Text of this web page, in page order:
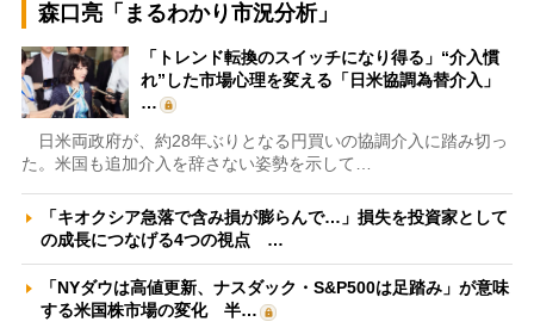
森口亮「まるわかり市況分析」
「トレンド転換のスイッチになり得る」“介入慣
れ”した市場心理を変える「日米協調為替介入」
…
日米両政府が、約28年ぶりとなる円買いの協調介入に踏み切っ
た。米国も追加介入を辞さない姿勢を示して…
「キオクシア急落で含み損が膨らんで…」損失を投資家として
の成長につなげる4つの視点 …
「NYダウは高値更新、ナスダック・S&P500は足踏み」が意味
する米国株市場の変化 半…